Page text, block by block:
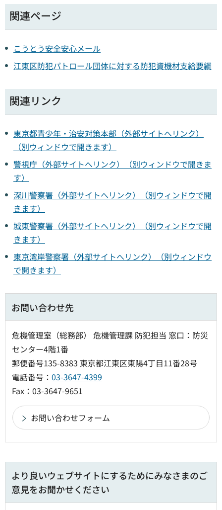
関連ページ
こうとう安全安心メール
江東区防犯パトロール団体に対する防犯資機材支給要綱
関連リンク
東京都青少年・治安対策本部（外部サイトへリンク）
（別ウィンドウで開きます）
警視庁（外部サイトへリンク）（別ウィンドウで開きま
す）
深川警察署（外部サイトへリンク）（別ウィンドウで開
きます）
城東警察署（外部サイトへリンク）（別ウィンドウで開
きます）
東京湾岸警察署（外部サイトへリンク）（別ウィンドウ
で開きます）
お問い合わせ先
危機管理室（総務部） 危機管理課 防犯担当 窓口：防災
センター4階1番
郵便番号135-8383 東京都江東区東陽4丁目11番28号
電話番号： 03-3647-4399
Fax：03-3647-9651
より良いウェブサイトにするためにみなさまのご
意見をお聞かせください